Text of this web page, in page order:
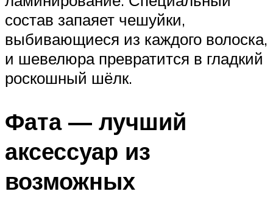
состав запаяет чешуйки,
выбивающиеся из каждого волоска,
и шевелюра превратится в гладкий
роскошный шёлк.
Фата — лучший
аксессуар из
возможных